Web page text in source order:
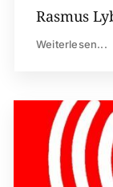
Rasmus
Weiterlesen...